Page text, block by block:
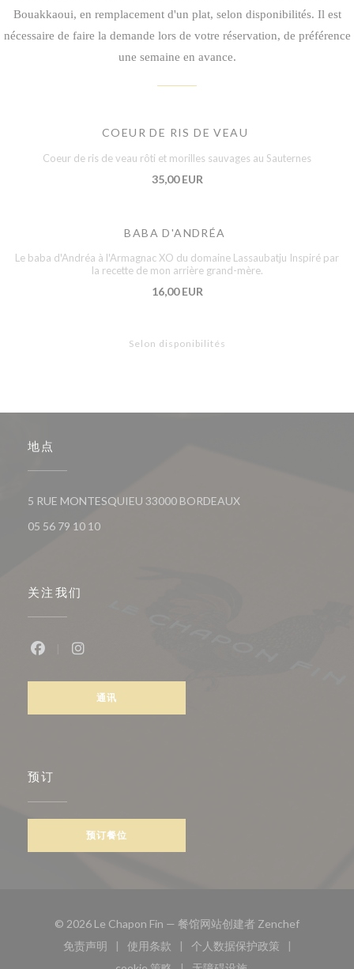
Bouakkaoui, en remplacement d'un plat, selon disponibilités. Il est
nécessaire de faire la demande lors de votre réservation, de préférence
une semaine en avance.
COEUR DE RIS DE VEAU
Coeur de ris de veau rôti et morilles sauvages au Sauternes
35,00 EUR
BABA D'ANDRÉA
Le baba d'Andréa à l'Armagnac XO du domaine Lassaubatju Inspiré par
la recette de mon arrière grand-mère.
16,00 EUR
Selon disponibilités
地点
5 RUE MONTESQUIEU 33000 BORDEAUX((在新窗口中打开))
05 56 79 10 10
关注我们
通讯
预订
预订餐位
© 2026 Le Chapon Fin — 餐馆网站创建者 Zenchef((在新窗口
免责声明
((在新窗口中打开))
使用条款
((在新窗口中打开))
个人数据保护政策
((在新窗口中打开))